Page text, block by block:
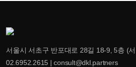
서울시 서초구 반포대로 28길 18-9, 5층 (
02.6952.2615 | consult@dkl.partners